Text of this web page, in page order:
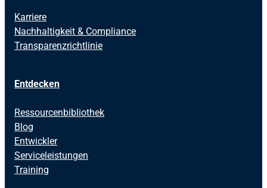
Karriere
Nachhaltigkeit & Compliance
Transparenzrichtlinie
Entdecken
Ressourcenbibliothek
Blog
Entwickler
Serviceleistungen
Training